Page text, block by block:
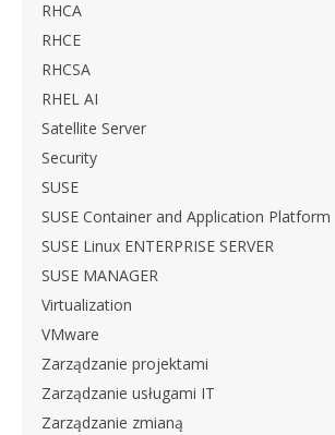
RHCA
RHCE
RHCSA
RHEL AI
Satellite Server
Security
SUSE
SUSE Container and Application Platform
SUSE Linux ENTERPRISE SERVER
SUSE MANAGER
Virtualization
VMware
Zarządzanie projektami
Zarządzanie usługami IT
Zarządzanie zmianą